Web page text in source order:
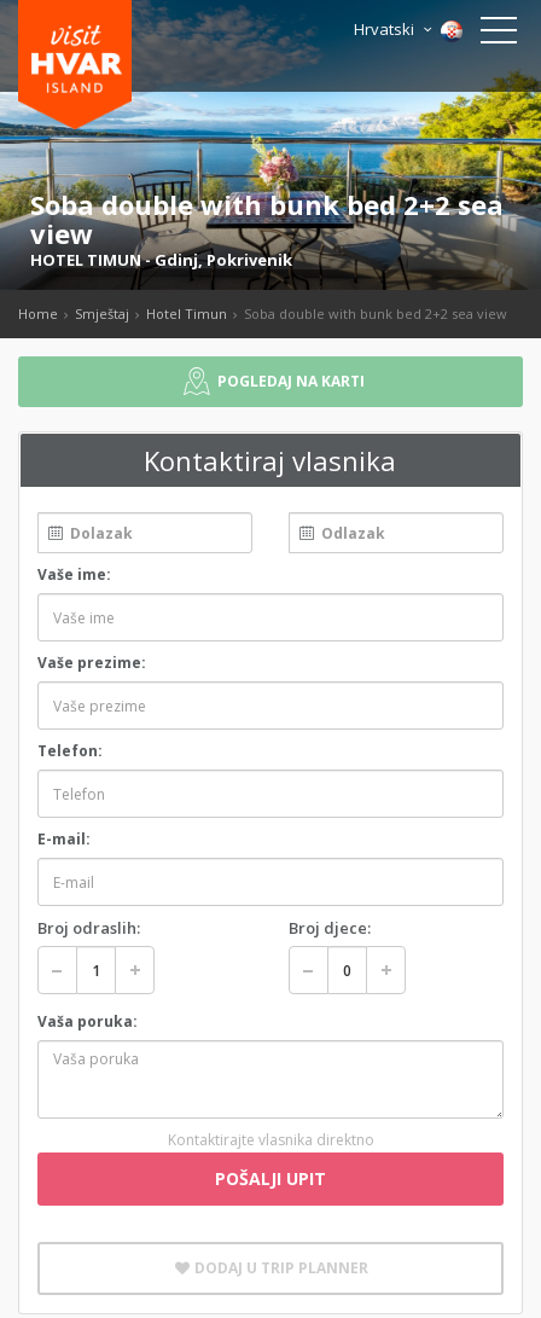
Hrvatski
Soba double with bunk bed 2+2 sea
view
HOTEL TIMUN-Gdinj,Pokrivenik
Home Smještaj Hotel Timun Soba double with bunk bed 2+2 sea view
POGLEDAJ NA KARTI
Kontaktiraj vlasnika
Vaše ime:
Vaše prezime:
Telefon:
E-mail:
Broj odraslih: Broj djece:
Vaša poruka:
Kontaktirajte vlasnika direktno
POŠALJI UPIT
DODAJ U TRIP PLANNER